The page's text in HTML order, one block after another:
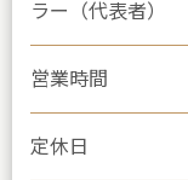
ラー（代表者）
営業時間
定休日